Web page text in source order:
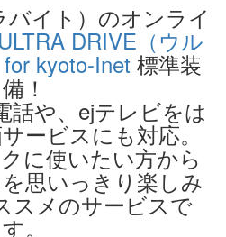
バイト）のオンライ
DRIVE（ウル
kyoto-Inet 標準装
備！
話や、ejテレビをは
ービスにも対応。
に使いたい方から
思いっきり楽しみ
スメのサービスで
す。